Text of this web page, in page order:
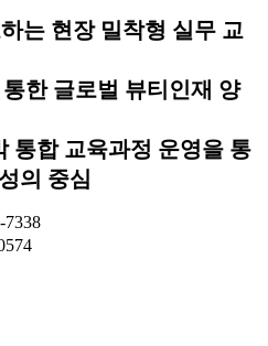
는 현장 밀착형 실무 교
한 글로벌 뷰티인재 양
통합 교육과정 운영을 통
의 중심
7338